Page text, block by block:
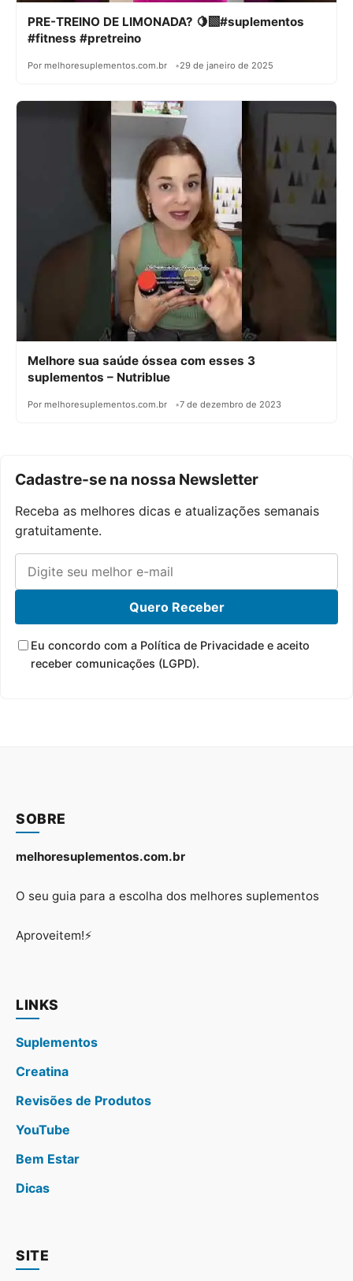
PRE-TREINO DE LIMONADA? 🍋‍🟩#suplementos
#fitness #pretreino
Por melhoresuplementos.com.br 29 de janeiro de 2025
Melhore sua saúde óssea com esses 3
suplementos – Nutriblue
Por melhoresuplementos.com.br 7 de dezembro de 2023
Cadastre-se na nossa Newsletter
Receba as melhores dicas e atualizações semanais
gratuitamente.
Quero Receber
Eu concordo com a Política de Privacidade e aceito
receber comunicações (LGPD).
SOBRE
melhoresuplementos.com.br
O seu guia para a escolha dos melhores suplementos
Aproveitem!⚡
LINKS
Suplementos
Creatina
Revisões de Produtos
YouTube
Bem Estar
Dicas
SITE